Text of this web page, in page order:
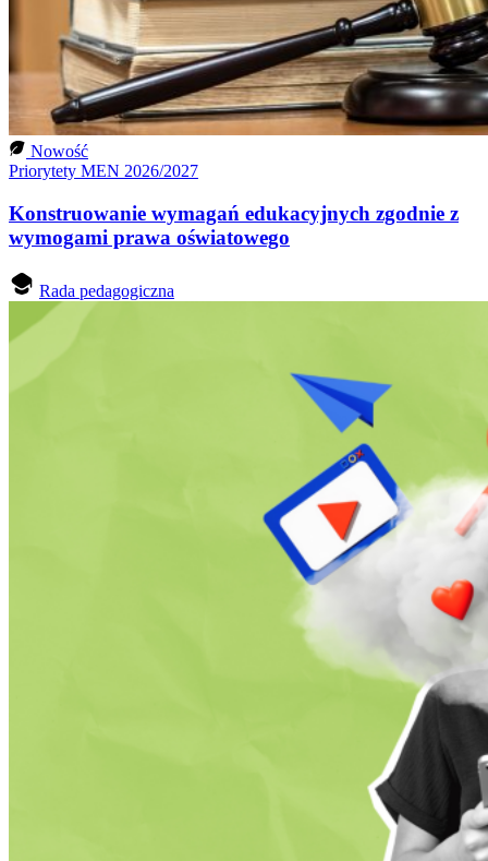
Nowość
Priorytety MEN 2026/2027
Konstruowanie wymagań edukacyjnych zgodnie z
wymogami prawa oświatowego
Rada pedagogiczna